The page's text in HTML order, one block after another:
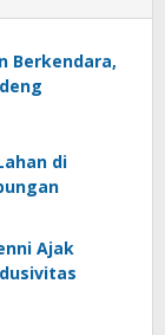
Berkendara,
di
Ajak